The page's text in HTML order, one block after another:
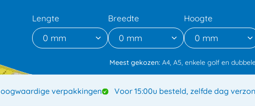
Lengte
0 mm
Breedte
0 mm
Hoogte
0 mm
Meest gekozen: A4, A5, enkele golf en
verpakkingen Voor 15:00u besteld, zelfde dag